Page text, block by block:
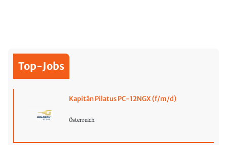
Top-Jobs
Kapitän Pilatus PC-12NGX (f/m/d)
Österreich